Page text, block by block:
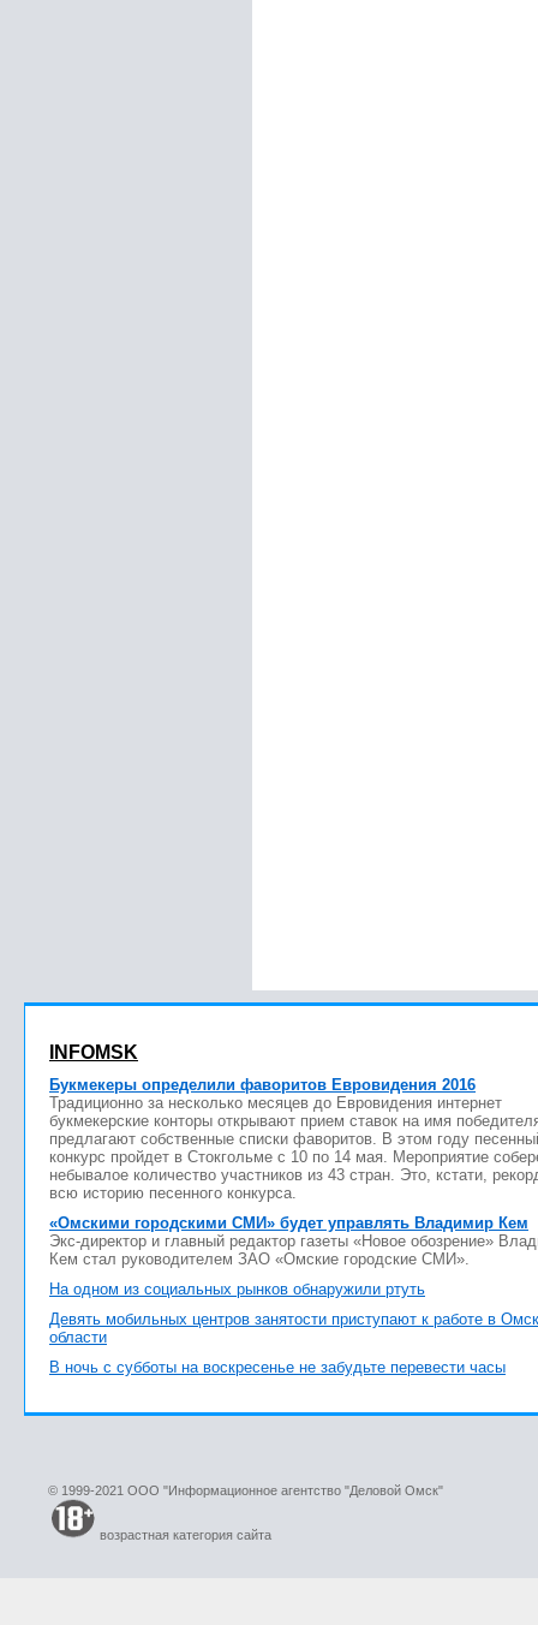
INFOMSK
Букмекеры определили фаворитов Евровидения 2016
Традиционно за несколько месяцев до Евровидения интернет
букмекерские конторы открывают прием ставок на имя
предлагают собственные списки фаворитов. В этом году
конкурс пройдет в Стокгольме с 10 по 14 мая. Мероприятие
небывалое количество участников из 43 стран. Это, кстати,
всю историю песенного конкурса.
«Омскими городскими СМИ» будет управлять Владимир Кем
Экс-директор и главный редактор газеты «Новое обозрение»
Кем стал руководителем ЗАО «Омские городские СМИ».
На одном из социальных рынков обнаружили ртуть
Девять мобильных центров занятости приступают к работе в
области
В ночь с субботы на воскресенье не забудьте перевести часы
© 1999-2021 ООО "Информационное агентство "Деловой Омск"
возрастная категория сайта